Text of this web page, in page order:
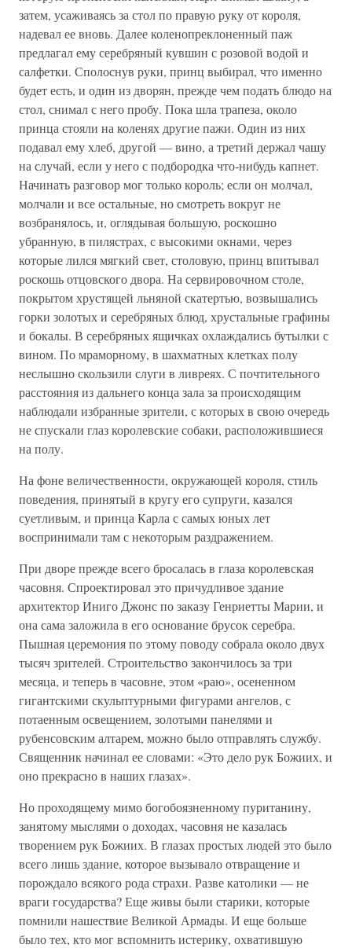
затем, усаживаясь за стол по правую руку от короля,
надевал ее вновь. Далее коленопреклоненный паж
предлагал ему серебряный кувшин с розовой водой и
салфетки. Сполоснув руки, принц выбирал, что именно
будет есть, и один из дворян, прежде чем подать блюдо на
стол, снимал с него пробу. Пока шла трапеза, около
принца стояли на коленях другие пажи. Один из них
подавал ему хлеб, другой — вино, а третий держал чашу
на случай, если у него с подбородка что-нибудь капнет.
Начинать разговор мог только король; если он молчал,
молчали и все остальные, но смотреть вокруг не
возбранялось, и, оглядывая большую, роскошно
убранную, в пилястрах, с высокими окнами, через
которые лился мягкий свет, столовую, принц впитывал
роскошь отцовского двора. На сервировочном столе,
покрытом хрустящей льняной скатертью, возвышались
горки золотых и серебряных блюд, хрустальные графины
и бокалы. В серебряных ящичках охлаждались бутылки с
вином. По мраморному, в шахматных клетках полу
неслышно скользили слуги в ливреях. С почтительного
расстояния из дальнего конца зала за происходящим
наблюдали избранные зрители, с которых в свою очередь
не спускали глаз королевские собаки, расположившиеся
на полу.
На фоне величественности, окружающей короля, стиль
поведения, принятый в кругу его супруги, казался
суетливым, и принца Карла с самых юных лет
воспринимали там с некоторым раздражением.
При дворе прежде всего бросалась в глаза королевская
часовня. Спроектировал это причудливое здание
архитектор Иниго Джонс по заказу Генриетты Марии, и
она сама заложила в его основание брусок серебра.
Пышная церемония по этому поводу собрала около двух
тысяч зрителей. Строительство закончилось за три
месяца, и теперь в часовне, этом «раю», осененном
гигантскими скульптурными фигурами ангелов, с
потаенным освещением, золотыми панелями и
рубенсовским алтарем, можно было отправлять службу.
Священник начинал ее словами: «Это дело рук Божиих, и
оно прекрасно в наших глазах».
Но проходящему мимо богобоязненному пуританину,
занятому мыслями о доходах, часовня не казалась
творением рук Божиих. В глазах простых людей это было
всего лишь здание, которое вызывало отвращение и
порождало всякого рода страхи. Разве католики — не
враги государства? Еще живы были старики, которые
помнили нашествие Великой Армады. И еще больше
было тех, кто мог вспомнить истерику, охватившую